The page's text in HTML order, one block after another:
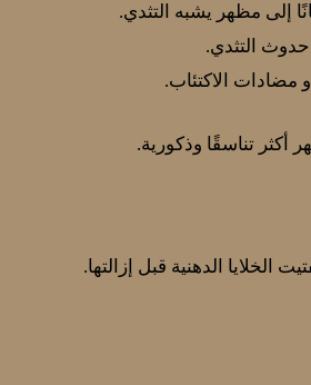
إلى مظهر يشبه التثدي.
حدوث التثدي.
مضادات الاكتئاب.
تناسقًا وذكورية.
الدهنية قبل إزالتها.